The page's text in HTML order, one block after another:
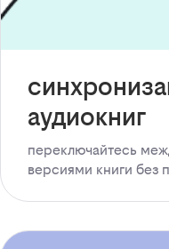
аудиокниг
переключайтесь
версиями книги без